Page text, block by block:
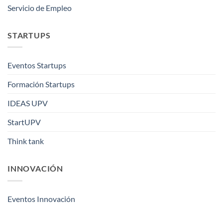
Servicio de Empleo
STARTUPS
Eventos Startups
Formación Startups
IDEAS UPV
StartUPV
Think tank
INNOVACIÓN
Eventos Innovación